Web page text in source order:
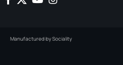
Manufactured bySociality